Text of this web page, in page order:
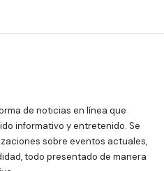
de noticias en línea que
informativo y entretenido. Se
sobre eventos actuales,
todo presentado de manera